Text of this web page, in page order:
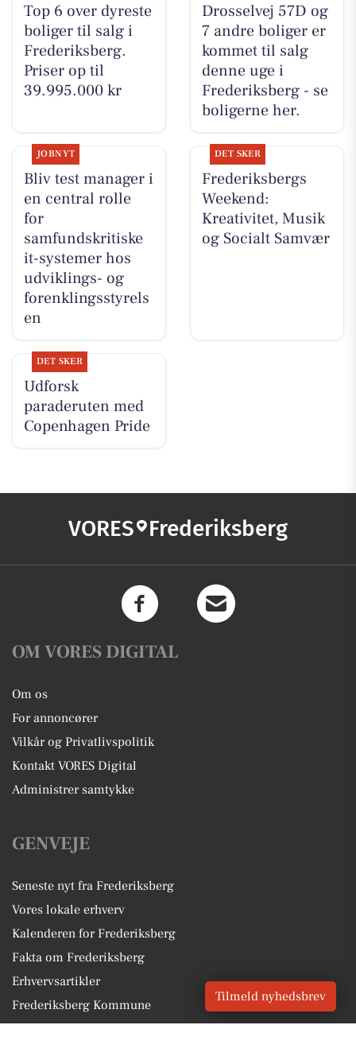
Top 6 over dyreste
boliger til salg i
Frederiksberg.
Priser op til
39.995.000 kr
Drosselvej 57D og
7 andre boliger er
kommet til salg
denne uge i
Frederiksberg - se
boligerne her.
JOBNYT
Bliv test manager i
en central rolle
for
samfundskritiske
it-systemer hos
udviklings- og
forenklingsstyrels
en
DET SKER
Frederiksbergs
Weekend:
Kreativitet, Musik
og Socialt Samvær
DET SKER
Udforsk
paraderuten med
Copenhagen Pride
VORES Frederiksberg
OM VORES DIGITAL
Om os
For annoncører
Vilkår og Privatlivspolitik
Kontakt VORES Digital
Administrer samtykke
GENVEJE
Seneste nyt fra Frederiksberg
Vores lokale erhverv
Kalenderen for Frederiksberg
Fakta om Frederiksberg
Erhvervsartikler
Frederiksberg Kommune
Tilmeld nyhedsbrev